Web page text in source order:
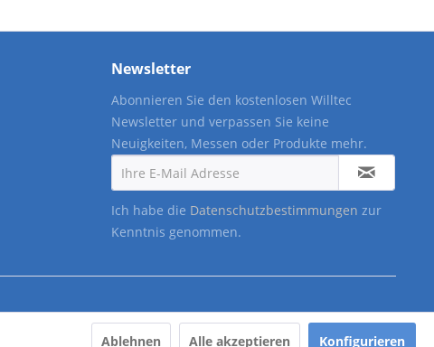
Newsletter
Abonnieren Sie den kostenlosen Willtec
Newsletter und verpassen Sie keine
Neuigkeiten, Messen oder Produkte mehr.
Ich habe die Datenschutzbestimmungen zur
Kenntnis genommen.
Ablehnen Alle akzeptieren Konfigurieren